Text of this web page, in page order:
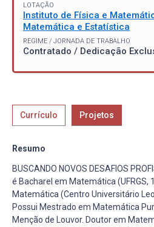
LOTAÇÃO
Instituto de Física e
Matemática e Estatística
REGIME / JORNADA DE TRABALHO
Contratado / Dedicação
Currículo Projetos
Resumo
BUSCANDO NOVOS DESAFIOS
é Bacharel em Matemática (UFRGS,
Matemática (Centro Universitário
Possui Mestrado em Matemática
Menção de Louvor. Doutor em